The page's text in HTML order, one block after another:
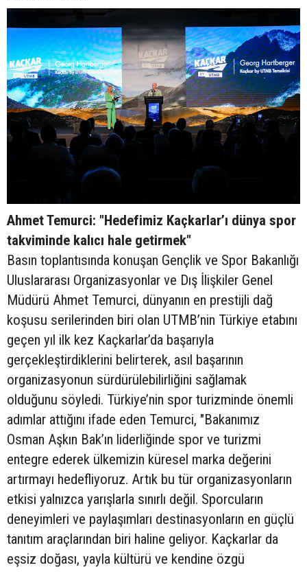
Ahmet Temurci: "Hedefimiz Kaçkarlar’ı dünya spor
takviminde kalıcı hale getirmek"
Basın toplantısında konuşan Gençlik ve Spor Bakanlığı
Uluslararası Organizasyonlar ve Dış İlişkiler Genel
Müdürü Ahmet Temurci, dünyanın en prestijli dağ
koşusu serilerinden biri olan UTMB’nin Türkiye etabını
geçen yıl ilk kez Kaçkarlar’da başarıyla
gerçekleştirdiklerini belirterek, asıl başarının
organizasyonun sürdürülebilirliğini sağlamak
olduğunu söyledi. Türkiye’nin spor turizminde önemli
adımlar attığını ifade eden Temurci, "Bakanımız
Osman Aşkın Bak’ın liderliğinde spor ve turizmi
entegre ederek ülkemizin küresel marka değerini
artırmayı hedefliyoruz. Artık bu tür organizasyonların
etkisi yalnızca yarışlarla sınırlı değil. Sporcuların
deneyimleri ve paylaşımları destinasyonların en güçlü
tanıtım araçlarından biri haline geliyor. Kaçkarlar da
eşsiz doğası, yayla kültürü ve kendine özgü